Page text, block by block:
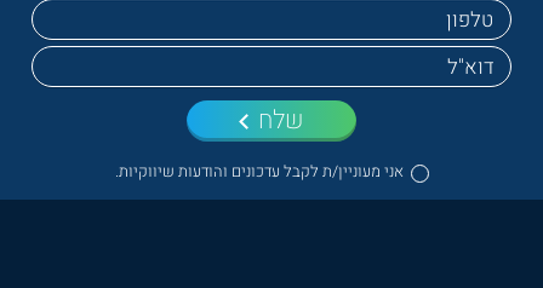
אני מעוניין/ת לקבל עדכונים והודעות שיווקיות.
שלח